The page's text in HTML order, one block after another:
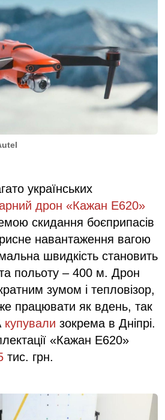
українських
дрон «Кажан Е620»
скидання боєприпасів
навантаження вагою
швидкість становить
польоту – 400 м. Дрон
зумом і тепловізор,
працювати як вдень, так
купували зокрема в Дніпрі.
«Кажан Е620»
тис. грн.